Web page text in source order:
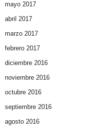
mayo 2017
abril 2017
marzo 2017
febrero 2017
diciembre 2016
noviembre 2016
octubre 2016
septiembre 2016
agosto 2016